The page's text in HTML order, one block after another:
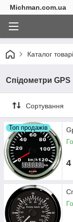
Michman.com.ua
Каталог
Спідометри GPS
Сортування
Топ продажів
4